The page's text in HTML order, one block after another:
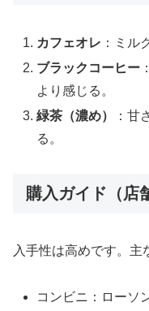
カフェオレ ：ミル
ブラックコーヒー
より感じる。
緑茶（濃め）
：甘
る。
購入ガイド（店
入手性は高めです。主
コンビニ：ローソ